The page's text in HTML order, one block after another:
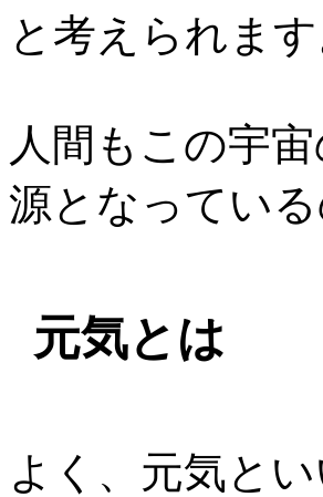
と考えられます
人間もこの宇
源となってい
元気とは
よく、元気と